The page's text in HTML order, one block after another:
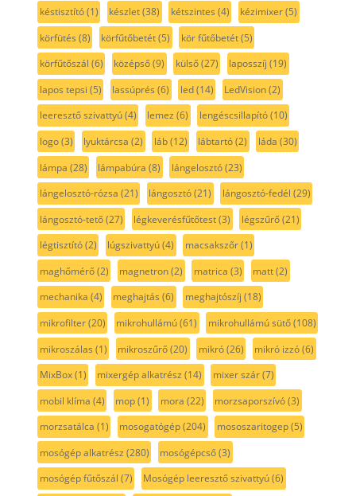
késtisztító(1) készlet(38) kétszintes (4) kézimixer(5)
körfütés (8) körfűtőbetét(5) kör fűtőbetét(5)
körfűtőszál (6) középső(9) külső(27) laposszíj (19)
lapos tepsi (5) lassúprés (6) led(14) LedVision(2)
leeresztő szivattyú(4) lemez (6) lengéscsillapító(10)
logo(3) lyuktárcsa (2) láb(12) lábtartó(2) láda (30)
lámpa (28) lámpabúra (8) lángelosztó(23)
lángelosztó-rózsa (21) lángosztó(21) lángosztó-fedél (29)
lángosztó-tető(27) légkeverésfűtőtest(3) légszűrő(21)
légtisztító(2) lúgszivattyú(4) macsakszőr(1)
maghőmérő(2) magnetron(2) matrica (3) matt(2)
mechanika (4) meghajtás (6) meghajtószíj (18)
mikrofilter(20) mikrohullámú(61) mikrohullámú sütő(108)
mikroszálas (1) mikroszűrő(20) mikró(26) mikró izzó(6)
MixBox(1) mixergép alkatrész (14) mixer szár(7)
mobil klíma (4) mop(1) mora (22) morzsaporszívó(3)
morzsatálca (1) mosogatógép(204) mososzaritogep(5)
mosógép alkatrész (280) mosógépcső(3)
mosógép fűtőszál (7) Mosógép leeresztő szivattyú(6)